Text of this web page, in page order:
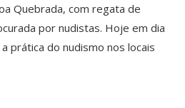
Quebrada, com regata de
por nudistas. Hoje em dia
prática do nudismo nos locais